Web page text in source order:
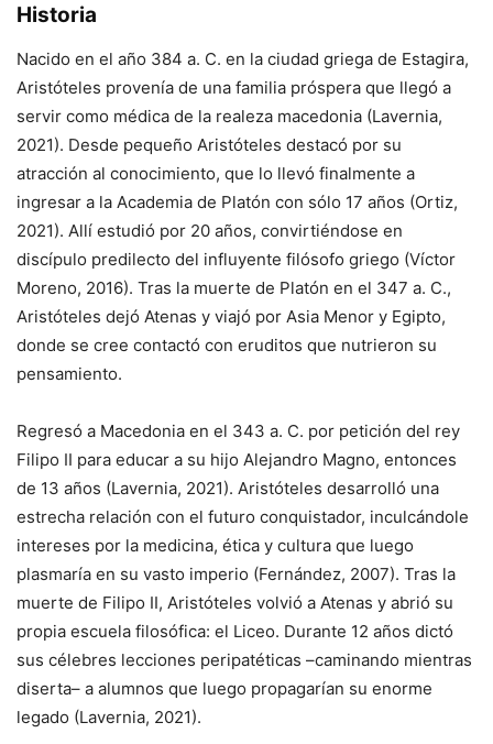
Historia
Nacido en el año 384 a. C. en la ciudad griega de Estagira,
Aristóteles provenía de una familia próspera que llegó a
servir como médica de la realeza macedonia (Lavernia,
2021). Desde pequeño Aristóteles destacó por su
atracción al conocimiento, que lo llevó finalmente a
ingresar a la Academia de Platón con sólo 17 años (Ortiz,
2021). Allí estudió por 20 años, convirtiéndose en
discípulo predilecto del influyente filósofo griego (Víctor
Moreno, 2016). Tras la muerte de Platón en el 347 a. C.,
Aristóteles dejó Atenas y viajó por Asia Menor y Egipto,
donde se cree contactó con eruditos que nutrieron su
pensamiento.
Regresó a Macedonia en el 343 a. C. por petición del rey
Filipo II para educar a su hijo Alejandro Magno, entonces
de 13 años (Lavernia, 2021). Aristóteles desarrolló una
estrecha relación con el futuro conquistador, inculcándole
intereses por la medicina, ética y cultura que luego
plasmaría en su vasto imperio (Fernández, 2007). Tras la
muerte de Filipo II, Aristóteles volvió a Atenas y abrió su
propia escuela filosófica: el Liceo. Durante 12 años dictó
sus célebres lecciones peripatéticas –caminando mientras
diserta– a alumnos que luego propagarían su enorme
legado (Lavernia, 2021).